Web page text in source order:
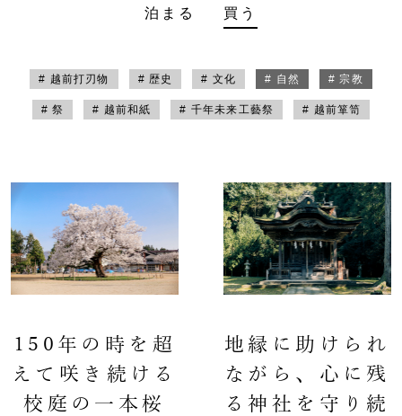
泊まる 買う
# 越前打刃物 # 歴史 # 文化 # 自然 # 宗教
# 祭 # 越前和紙 # 千年未来工藝祭 # 越前箪笥
150年の時を超
えて咲き続ける
校庭の一本桜
地縁に助けられ
ながら、心に残
る神社を守り続